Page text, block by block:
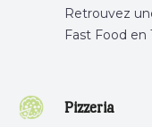
Retrouvez
Fast Food en
Pizzeria